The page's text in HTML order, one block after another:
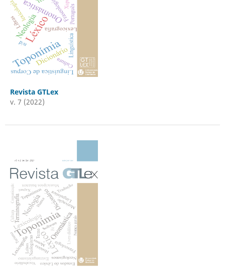
Revista GTLex
v. 7 (2022)